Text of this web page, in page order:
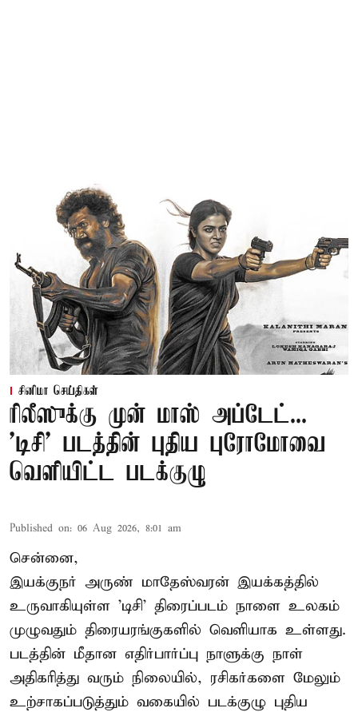
சினிமா செய்திகள்
ரிலீஸுக்கு முன் மாஸ் அப்டேட்...
'டிசி' படத்தின் புதிய புரோமோவை
வெளியிட்ட படக்குழு
Published on: 06 Aug 2026, 8:01 am
சென்னை,
இயக்குநர் அருண் மாதேஸ்வரன் இயக்கத்தில்
உருவாகியுள்ள 'டிசி' திரைப்படம் நாளை உலகம்
முழுவதும் திரையரங்குகளில் வெளியாக உள்ளது.
படத்தின் மீதான எதிர்பார்ப்பு நாளுக்கு நாள்
அதிகரித்து வரும் நிலையில், ரசிகர்களை மேலும்
உற்சாகப்படுத்தும் வகையில் படக்குழு புதிய